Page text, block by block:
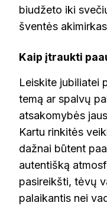
biudžeto iki
šventės
Kaip įtraukti
Leiskite jubiliatei
temą ar spalvų
atsakomybės
Kartu rinkitės
dažnai būtent
autentišką
pasireikšti, tėvų
palaikantis nei